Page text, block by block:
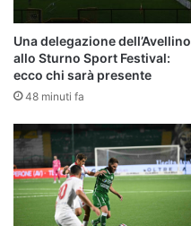
Una delegazione dell’Avellino
allo Sturno Sport Festival:
ecco chi sarà presente
48 minuti fa